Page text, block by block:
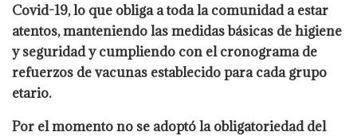
Covid-19, lo que obliga a toda la comunidad a estar
atentos, manteniendo las medidas básicas de higiene
y seguridad y cumpliendo con el cronograma de
refuerzos de vacunas establecido para cada grupo
etario.
Por el momento no se adoptó la obligatoriedad del